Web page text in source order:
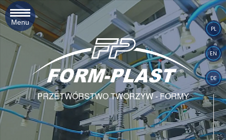
Menu
PL
EN
DE
PRZETWÓRSTWO TWORZYW - FORMY